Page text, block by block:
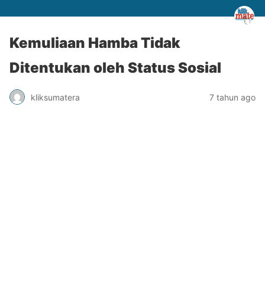
Kemuliaan Hamba Tidak
Ditentukan oleh Status Sosial
kliksumatera 7 tahun ago